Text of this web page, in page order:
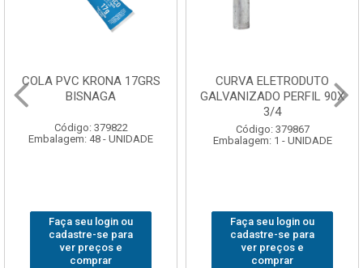
COLA PVC KRONA 17GRS
BISNAGA
Código: 379822
Embalagem: 48 - UNIDADE
Faça seu login ou
cadastre-se para
ver preços e
comprar
CURVA ELETRODUTO
GALVANIZADO PERFIL 90X
3/4
Código: 379867
Embalagem: 1 - UNIDADE
Faça seu login ou
cadastre-se para
ver preços e
comprar